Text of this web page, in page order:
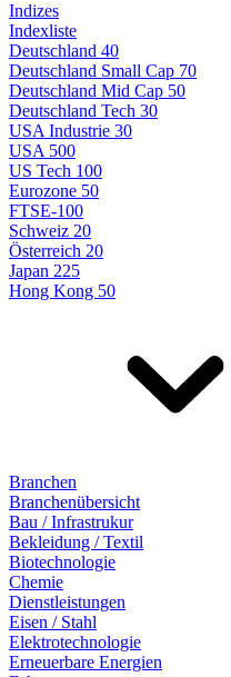
Indizes
Indexliste
Deutschland 40
Deutschland Small Cap 70
Deutschland Mid Cap 50
Deutschland Tech 30
USA Industrie 30
USA 500
US Tech 100
Eurozone 50
FTSE-100
Schweiz 20
Österreich 20
Japan 225
Hong Kong 50
Branchen
Branchenübersicht
Bau / Infrastrukur
Bekleidung / Textil
Biotechnologie
Chemie
Dienstleistungen
Eisen / Stahl
Elektrotechnologie
Erneuerbare Energien